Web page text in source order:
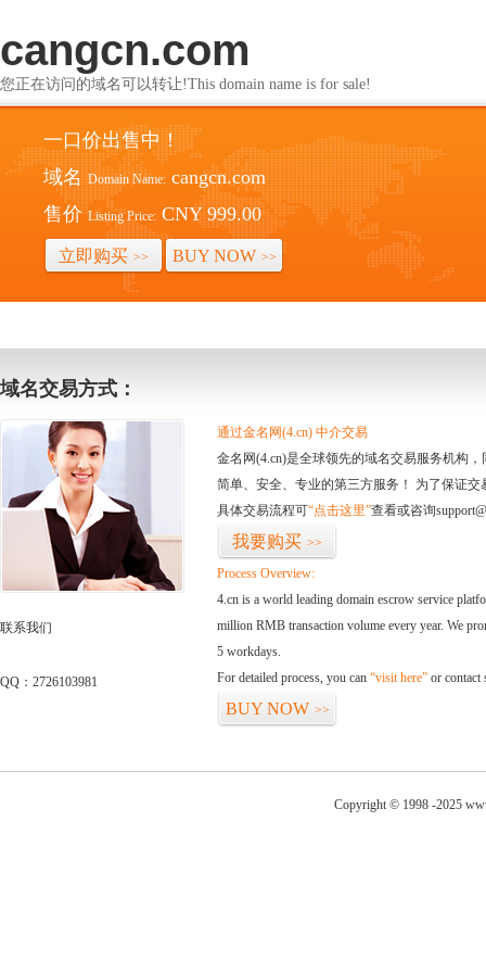
cangcn.com
您正在访问的域名可以转让!This domain name is for sale!
一口价出售中！
域名 Domain Name: cangcn.com
售价 Listing Price: CNY 999.00
立即购买 >> BUY NOW >>
域名交易方式：
联系我们
QQ：2726103981
通过金名网(4.cn) 中介交易
金名网(4.cn)是全球领先的域名交易服务机构
简单、安全、专业的第三方服务！ 为了保证
具体交易流程可“点击这里”查看或咨询
我要购买 >>
Process Overview:
4.cn is a world leading domain escrow service
million RMB transaction volume every year. We
5 workdays.
For detailed process, you can “visit here” or contact
BUY NOW >>
Copyright © 1998 -2025